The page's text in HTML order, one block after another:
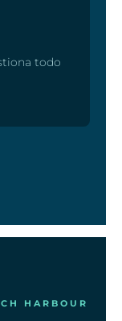
todo
HARBOUR